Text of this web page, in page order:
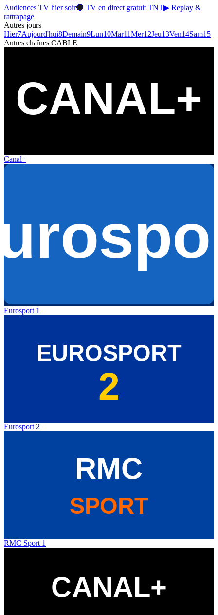
Audiences TV hier soir🔴 TV en direct gratuit TNT▶ Replay &
rattrapage
Autres jours
Hier7Aujourd'hui8Demain9Lun10Mar11Mer12Jeu13Ven14Sam15
Autres chaînes CABLE
Canal+
Eurosport 1
Eurosport 2
RMC Sport 1